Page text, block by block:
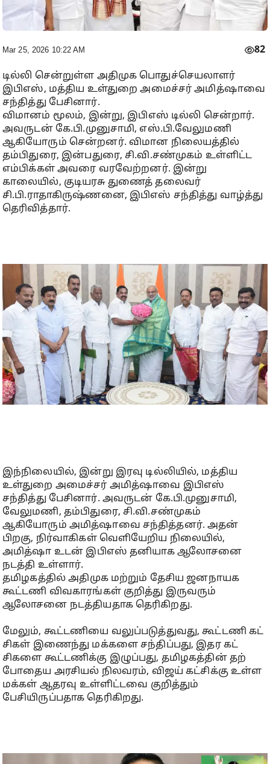
Mar 25, 2026 10:22 AM 82
டில்லி சென்றுள்ள அதிமுக பொதுச்செயலாளர்
இபிஎஸ், மத்திய உள்துறை அமைச்சர் அமித்ஷாவை
சந்தித்து பேசினார்.
விமானம் மூலம், இன்று, இபிஎஸ் டில்லி சென்றார்.
அவருடன் கே.பி.முனுசாமி, எஸ்.பி.வேலுமணி
ஆகியோரும் சென்றனர். விமான நிலையத்தில்
தம்பிதுரை, இன்பதுரை, சி.வி.சண்முகம் உள்ளிட்ட
எம்பிக்கள் அவரை வரவேற்றனர். இன்று
காலையில், குடியரசு துணைத் தலைவர்
சி.பி.ராதாகிருஷ்ணனை, இபிஎஸ் சந்தித்து வாழ்த்து
தெரிவித்தார்.
இந்நிலையில், இன்று இரவு டில்லியில், மத்திய
உள்துறை அமைச்சர் அமித்ஷாவை இபிஎஸ்
சந்தித்து பேசினார். அவருடன் கே.பி.முனுசாமி,
வேலுமணி, தம்பிதுரை, சி.வி.சண்முகம்
ஆகியோரும் அமித்ஷாவை சந்தித்தனர். அதன்
பிறகு, நிர்வாகிகள் வெளியேறிய நிலையில்,
அமித்ஷா உடன் இபிஎஸ் தனியாக ஆலோசனை
நடத்தி உள்ளார்.
தமிழகத்தில் அதிமுக மற்றும் தேசிய ஜனநாயக
கூட்டணி விவகாரங்கள் குறித்து இருவரும்
ஆலோசனை நடத்தியதாக தெரிகிறது.
மேலும், கூட்​ட​ணியை வலுப்​படுத்​து​வது, கூட்​டணி கட்​
சிகள் இணைந்து மக்​களை சந்​திப்​பது, இதர கட்​
சிகளை கூட்​ட​ணிக்கு இழுப்​பது, தமிழகத்​தின் தற்​
போதைய அரசி​யல் நில​வரம், விஜய் கட்​சிக்கு உள்ள
மக்​கள் ஆதரவு உள்​ளிட்​டவை குறித்​தும்
பேசியிருப்பதாக தெரிகிறது.